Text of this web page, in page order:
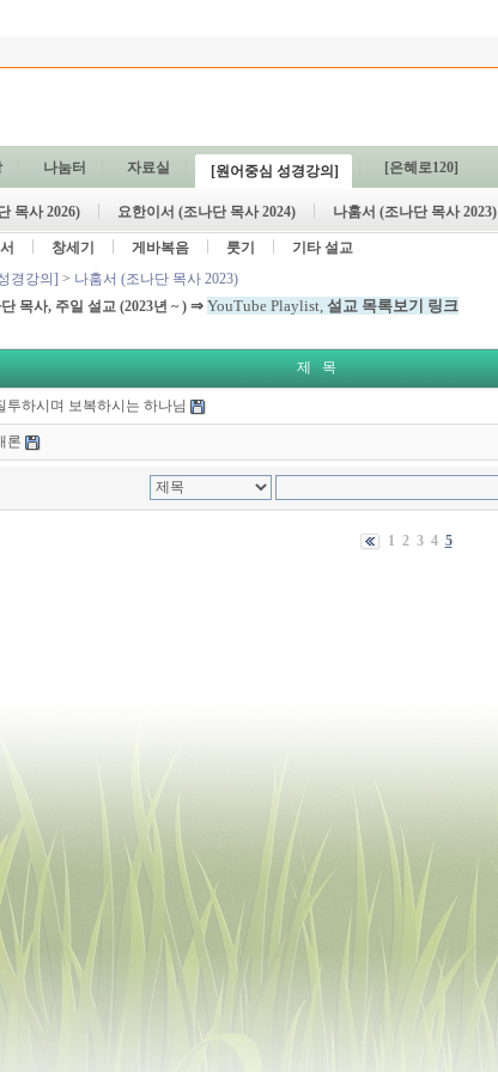
나눔터 자료실 [원어중심 성경강의] [은혜로120]
목사 2026) 요한이서 (조나단 목사 2024) 나훔서 (조나단 목사 2023)
창세기 게바복음 룻기 기타 설교
경강의] > 나훔서 (조나단 목사 2023)
목사, 주일 설교 (2023년 ~ ) ⇒ YouTube Playlist, 설교 목록보기 링크
제 목
투하시며 보복하시는 하나님
론
1 2 3 4 5